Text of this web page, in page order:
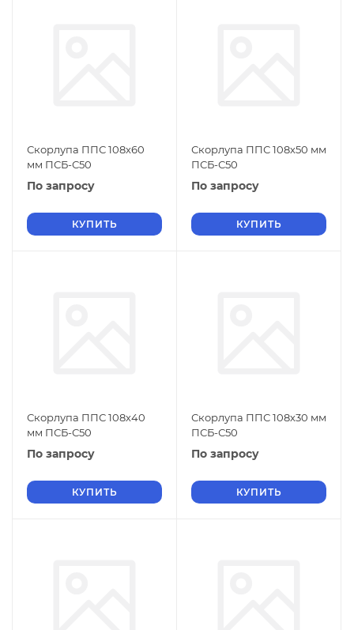
Скорлупа ППС 108х60
мм ПСБ-С50
По запросу
КУПИТЬ
Скорлупа ППС 108х50 мм
ПСБ-С50
По запросу
КУПИТЬ
Скорлупа ППС 108х40
мм ПСБ-С50
По запросу
КУПИТЬ
Скорлупа ППС 108х30 мм
ПСБ-С50
По запросу
КУПИТЬ